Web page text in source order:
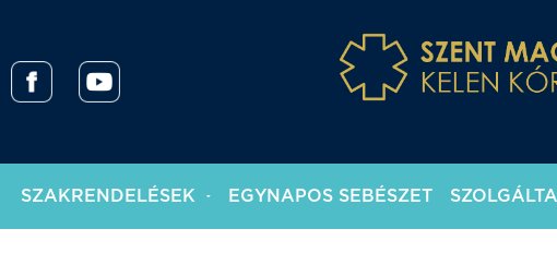
SZAKRENDELÉSEK EGYNAPOS SEBÉSZET